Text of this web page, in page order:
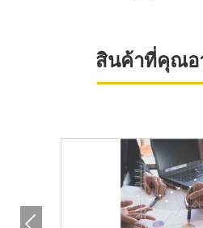
สินค้าที่คุณอ